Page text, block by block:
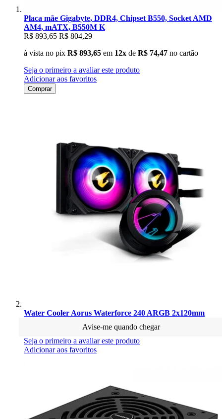
Placa mãe Gigabyte, DDR4, Chipset B550, Socket AMD
AM4, mATX, B550M K
R$ 893,65 R$ 804,29
à vista no pix R$ 893,65 em 12x de R$ 74,47 no cartão
Seja o primeiro a avaliar este produto
Adicionar aos favoritos
Comprar
Water Cooler Aorus Waterforce 240 ARGB 2x120mm
Avise-me quando chegar
Seja o primeiro a avaliar este produto
Adicionar aos favoritos